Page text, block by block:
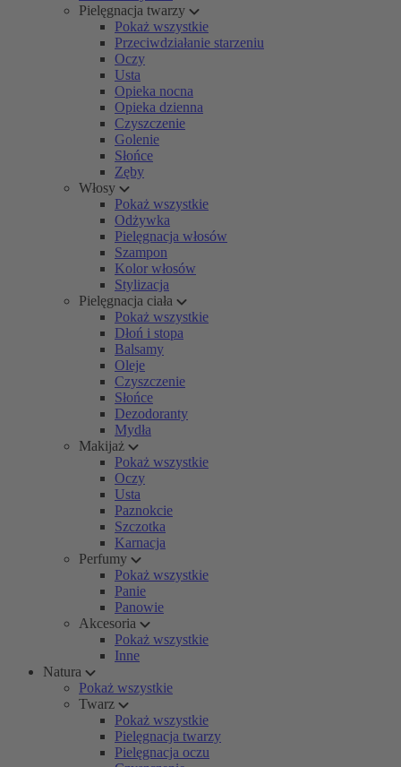
Pielęgnacja twarzy
Pokaż wszystkie
Przeciwdziałanie starzeniu
Oczy
Usta
Opieka nocna
Opieka dzienna
Czyszczenie
Golenie
Słońce
Zęby
Włosy
Pokaż wszystkie
Odżywka
Pielęgnacja włosów
Szampon
Kolor włosów
Stylizacja
Pielęgnacja ciała
Pokaż wszystkie
Dłoń i stopa
Balsamy
Oleje
Czyszczenie
Słońce
Dezodoranty
Mydła
Makijaż
Pokaż wszystkie
Oczy
Usta
Paznokcie
Szczotka
Karnacja
Perfumy
Pokaż wszystkie
Panie
Panowie
Akcesoria
Pokaż wszystkie
Inne
Natura
Pokaż wszystkie
Twarz
Pokaż wszystkie
Pielęgnacja twarzy
Pielęgnacja oczu